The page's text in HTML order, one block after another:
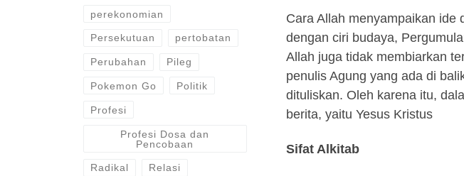
Cara Allah menyampaikan ide
dengan ciri budaya,
Allah juga tidak membiarkan
penulis Agung yang ada di
dituliskan. Oleh karena itu,
berita, yaitu Yesus Kristus
Sifat Alkitab
perekonomian
Persekutuan pertobatan
Perubahan Pileg
Pokemon Go Politik
Profesi
Profesi Dosa dan
Pencobaan
Radikal Relasi